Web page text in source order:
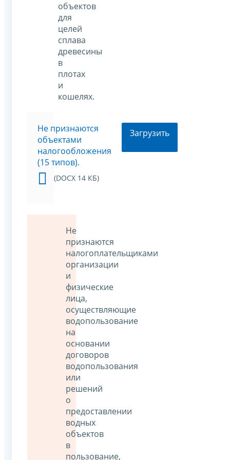
объектов
для
целей
сплава
древесины
в
плотах
и
кошелях.
Не признаются
объектами
налогообложения
(15 типов).
(DOCX 14 КБ)
Загрузить
Не
признаются
налогоплательщиками
организации
и
физические
лица,
осуществляющие
водопользование
на
основании
договоров
водопользования
или
решений
о
предоставлении
водных
объектов
в
пользование,